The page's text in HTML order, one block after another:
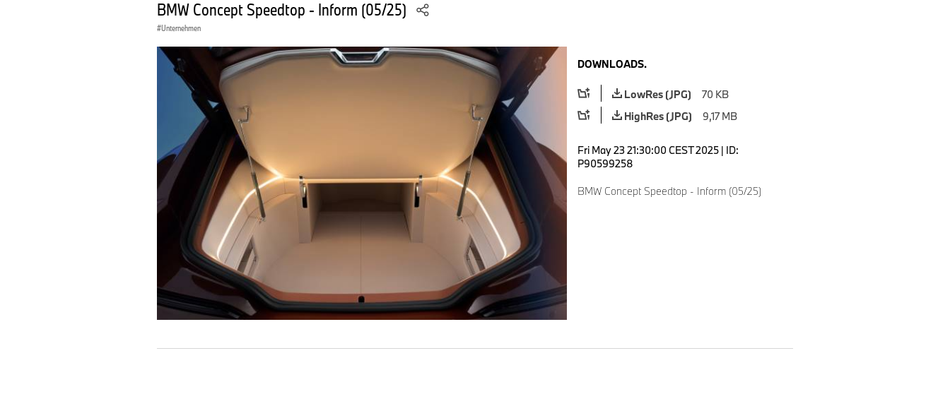
BMW Concept Speedtop - Inform (05/25)
Unternehmen
DOWNLOADS.
LowRes (JPG)
70 KB
HighRes (JPG)
9,17 MB
Fri May 23 21:30:00 CEST 2025 | ID:
P90599258
BMW Concept Speedtop - Inform (05/25)